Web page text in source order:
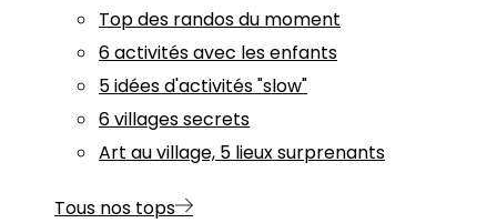
Top des randos du moment
6 activités avec les enfants
5 idées d'activités "slow"
6 villages secrets
Art au village, 5 lieux surprenants
Tous nos tops